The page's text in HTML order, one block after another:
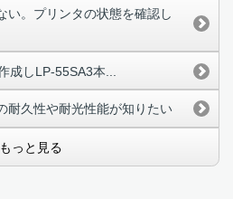
い。プリンタの状態を確認し
成しLP-55SA3本...
耐久性や耐光性能が知りたい
もっと見る